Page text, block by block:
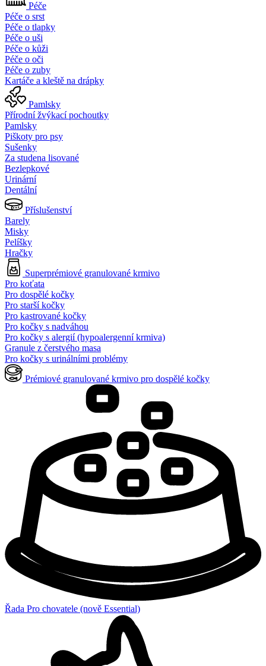
Péče
Péče o srst
Péče o tlapky
Péče o uši
Péče o kůži
Péče o oči
Péče o zuby
Kartáče a kleště na drápky
Pamlsky
Přírodní žvýkací pochoutky
Pamlsky
Piškoty pro psy
Sušenky
Za studena lisované
Bezlepkové
Urinární
Dentální
Příslušenství
Barely
Misky
Pelíšky
Hračky
Superprémiové granulované krmivo
Pro koťata
Pro dospělé kočky
Pro starší kočky
Pro kastrované kočky
Pro kočky s nadváhou
Pro kočky s alergií (hypoalergenní krmiva)
Granule z čerstvého masa
Pro kočky s urinálními problémy
Prémiové granulované krmivo pro dospělé kočky
Řada Pro chovatele (nově Essential)